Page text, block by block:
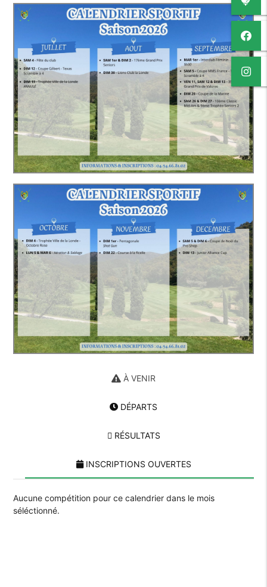
À VENIR
DÉPARTS
RÉSULTATS
INSCRIPTIONS OUVERTES
Aucune compétition pour ce calendrier dans le mois
séléctionné.